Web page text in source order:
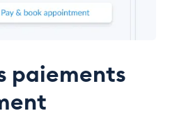
paiements